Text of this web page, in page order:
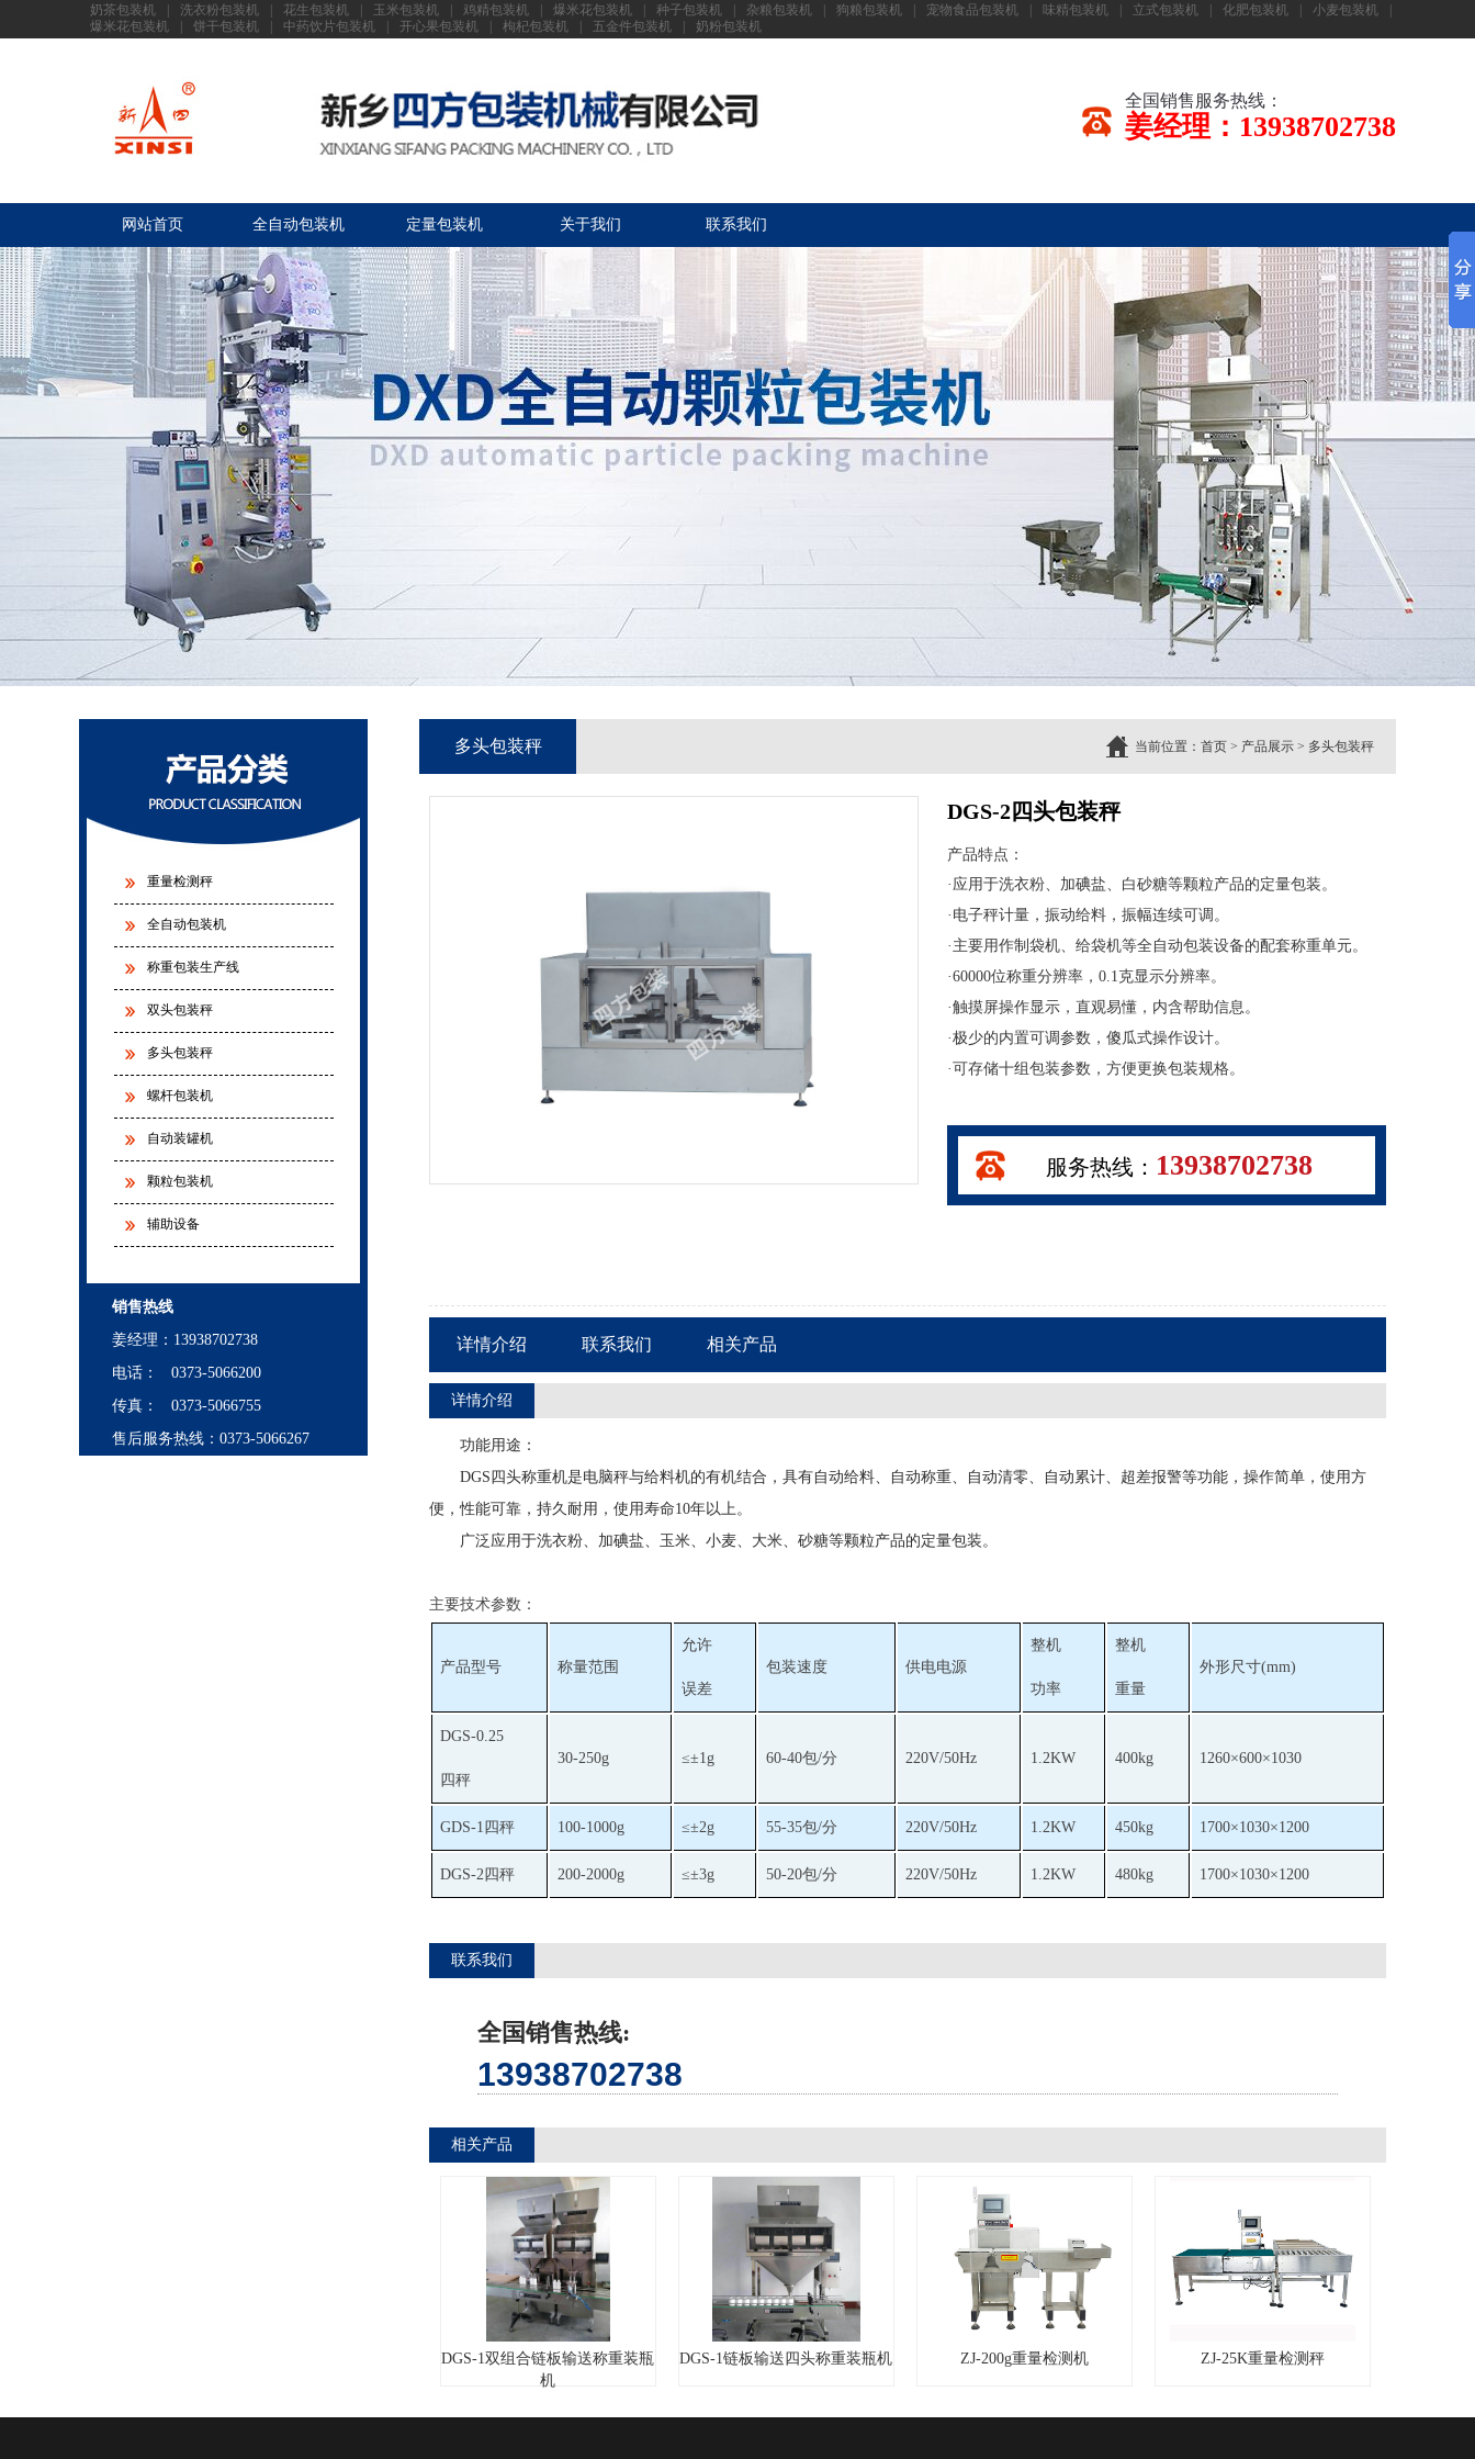
奶茶包装机 洗衣粉包装机 花生包装机 玉米包装机 鸡精包装机 爆米花包装机 种子包装机 杂粮包装机 狗粮包装机 宠物食品包装机 味精包装机 立式包装机 化肥包装机 小麦包装机
爆米花包装机
饼干包装机 中药饮片包装机 开心果包装机 枸杞包装机 五金件包装机 奶粉包装机
全国销售服务热线：
姜经理：13938702738
网站首页 全自动包装机 定量包装机 关于我们 联系我们
重量检测秤
全自动包装机
称重包装生产线
双头包装秤
多头包装秤
螺杆包装机
自动装罐机
颗粒包装机
辅助设备
销售热线
姜经理 ： 13938702738
电话： 0373-5066200
传真： 0373-5066755
售后服务热线：0373-5066267
多头包装秤 当前位置： 首页 > 产品展示 > 多头包装秤
DGS-2四头包装秤
产品特点：
·应用于洗衣粉、加碘盐、白砂糖等颗粒产品的定量包装。
·电子秤计量，振动给料，振幅连续可调。
·主要用作制袋机、给袋机等全自动包装设备的配套称重单元。
·60000位称重分辨率，0.1克显示分辨率。
·触摸屏操作显示，直观易懂，内含帮助信息。
·极少的内置可调参数，傻瓜式操作设计。
·可存储十组包装参数，方便更换包装规格。
服务热线： 13938702738
详情介绍 联系我们 相关产品
详情介绍
功能用途：
DGS四头称重机是电脑秤与给料机的有机结合，具有自动给料、自动称重、自动清零、自动累计、超差报警等功能，操作简单，使用方
便，性能可靠，持久耐用，使用寿命10年以上。
广泛应用于洗衣粉、加碘盐、玉米、小麦、大米、砂糖等颗粒产品的定量包装。
主要技术参数：
产品型号 称量范围
允许
误差
包装速度 供电电源
整机
功率
整机
重量
外形尺寸(mm)
DGS-0.25
四秤
30-250g ≤±1g 60-40包/分 220V/50Hz 1.2KW 400kg 1260×600×1030
GDS-1四秤 100-1000g ≤±2g 55-35包/分 220V/50Hz 1.2KW 450kg 1700×1030×1200
DGS-2四秤 200-2000g ≤±3g 50-20包/分 220V/50Hz 1.2KW 480kg 1700×1030×1200
联系我们
全国销售热线:
13938702738
相关产品
DGS-1双组合链板输送称重装瓶
机
DGS-1链板输送四头称重装瓶机 ZJ-200g重量检测机 ZJ-25K重量检测秤